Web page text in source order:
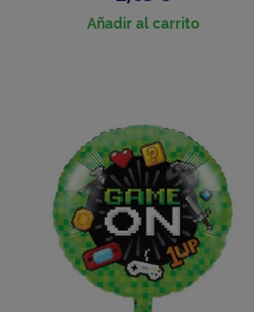
Añadir al carrito